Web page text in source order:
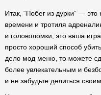
Итак, “Побег из дурки” —
времени и тротиля
и головоломки, это ваша
просто хороший способ
дело мод меню, то можете
более увлекательным и
и не забудьте делиться